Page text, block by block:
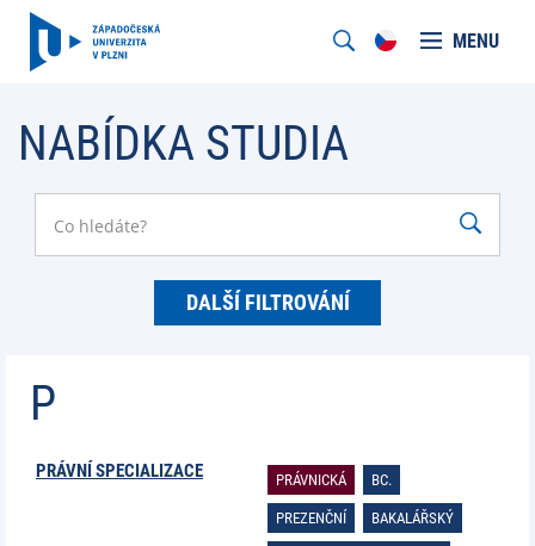
MENU
NABÍDKA STUDIA
DALŠÍ FILTROVÁNÍ
P
PRÁVNÍ SPECIALIZACE PRÁVNICKÁ BC.
PREZENČNÍ BAKALÁŘSKÝ